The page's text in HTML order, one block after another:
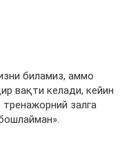
биламиз, аммо
вақти келади, кейин
залга